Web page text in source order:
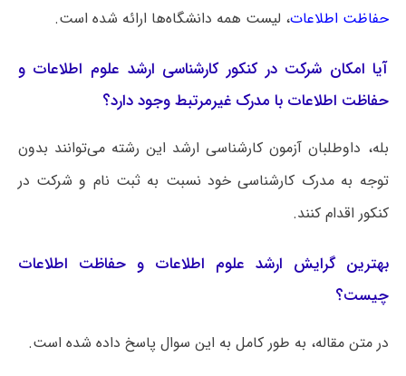
حفاظت اطلاعات، لیست همه دانشگاه‌ها ارائه شده است.
آیا امکان شرکت در کنکور کارشناسی ارشد علوم اطلاعات و
حفاظت اطلاعات با مدرک غیرمرتبط وجود دارد؟
بله، داوطلبان آزمون کارشناسی ارشد این رشته می‌توانند بدون
توجه به مدرک کارشناسی خود نسبت به ثبت نام و شرکت در
کنکور اقدام کنند.
بهترین گرایش ارشد علوم اطلاعات و حفاظت اطلاعات
چیست؟
در متن مقاله، به طور کامل به این سوال پاسخ داده شده است.